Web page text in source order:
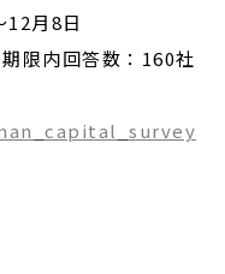
12月8日
限内回答数：160社